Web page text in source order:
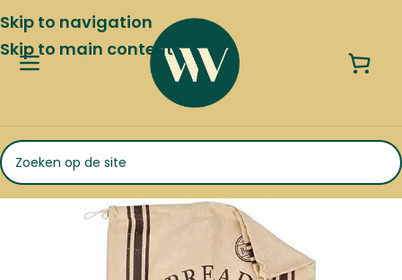
Skip to navigation
Skip to main content